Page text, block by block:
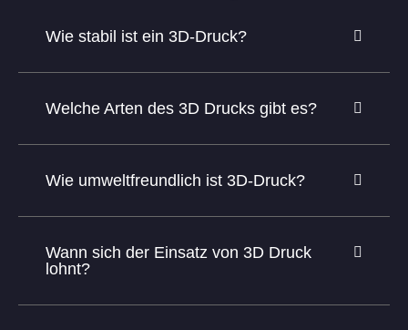
Wie stabil ist ein 3D-Druck?
Welche Arten des 3D Drucks gibt es?
Wie umweltfreundlich ist 3D-Druck?
Wann sich der Einsatz von 3D Druck
lohnt?